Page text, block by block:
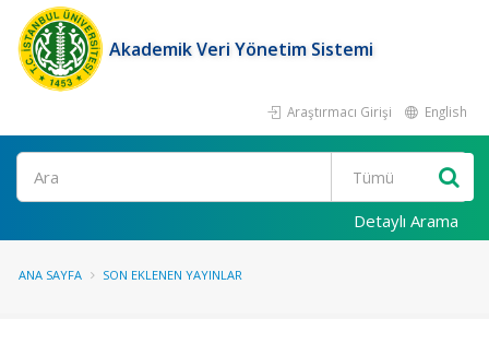
Akademik Veri Yönetim Sistemi
Araştırmacı Girişi English
Ara
Detaylı Arama
ANA SAYFA SON EKLENEN YAYINLAR